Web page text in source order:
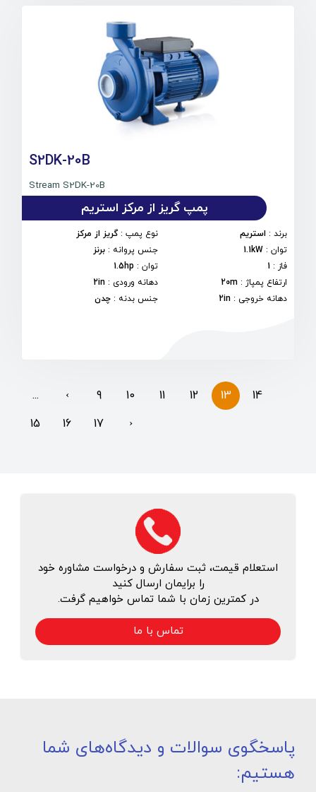
S2DK-20B
Stream S2DK-20B
پمپ گریز از مرکز استریم
برند : استریم نوع پمپ:گریز از مرکز
توان :
1.1kW جنس پروانه : برنز
فاز :
1 توان:
1.5hp
ارتفاع پمپاژ :
20m دهانه ورودی :
2in
دهانه خروجی :
2in جنس بدنه : چدن
... ‹ 9 10 11 12 13
14
15
16 17 ›
استعلام قیمت، ثبت سفارش و درخواست مشاوره خود
را برایمان ارسال کنید
در کمترین زمان با شما تماس خواهیم گرفت.
تماس با ما
پاسخگوی سوالات و دیدگاه‌های شما
هستیم: